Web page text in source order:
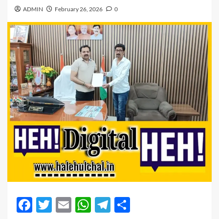
ADMIN February 26, 2026 0
Facebook
Twitter
EmailWhatsApp
Telegram